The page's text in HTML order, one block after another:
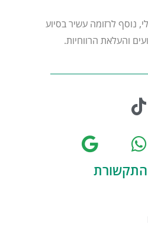
נוסף לרזומה עשיר בסיוע
והעלאת הרווחיות.
התקשורת